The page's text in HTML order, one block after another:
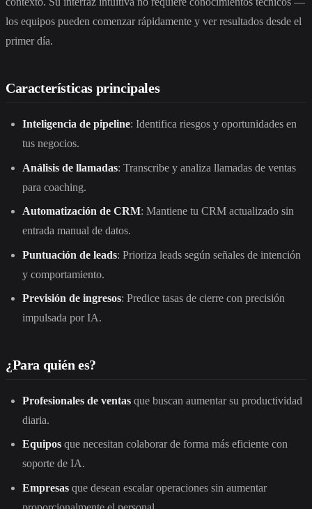
los equipos pueden comenzar rápidamente y ver resultados desde el
primer día.
Características principales
Inteligencia de pipeline: Identifica riesgos y oportunidades en
tus negocios.
Análisis de llamadas: Transcribe y analiza llamadas de ventas
para coaching.
Automatización de CRM: Mantiene tu CRM actualizado sin
entrada manual de datos.
Puntuación de leads: Prioriza leads según señales de intención
y comportamiento.
Previsión de ingresos: Predice tasas de cierre con precisión
impulsada por IA.
¿Para quién es?
Profesionales de ventas que buscan aumentar su productividad
diaria.
Equipos que necesitan colaborar de forma más eficiente con
soporte de IA.
Empresas que desean escalar operaciones sin aumentar